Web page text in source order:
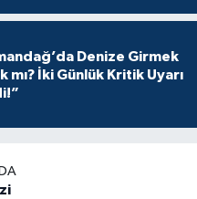
Denize Girmek
mı? İki Günlük Kritik Uyarı